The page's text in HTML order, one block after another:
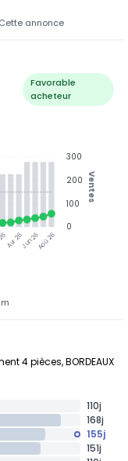
Cette annonce
Favorable
acheteur
Avr 26Jun 26Aoû 26
300
200
100
0
Ventes
4 pièces, BORDEAUX
110j
168j
155j
151j